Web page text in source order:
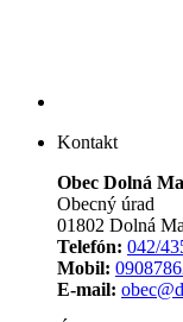
Kontakt
Obec Dolná
Obecný úrad
01802 Dolná
Telefón: 042/
Mobil:
E-mail: